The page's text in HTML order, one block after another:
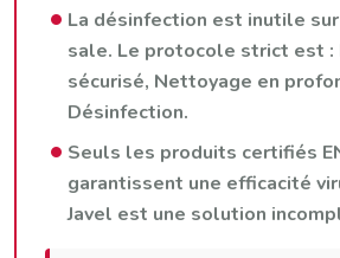
La désinfection est inutile
sale. Le protocole strict est :
sécurisé, Nettoyage en
Désinfection.
Seuls les produits certifiés
garantissent une efficacité
Javel est une solution